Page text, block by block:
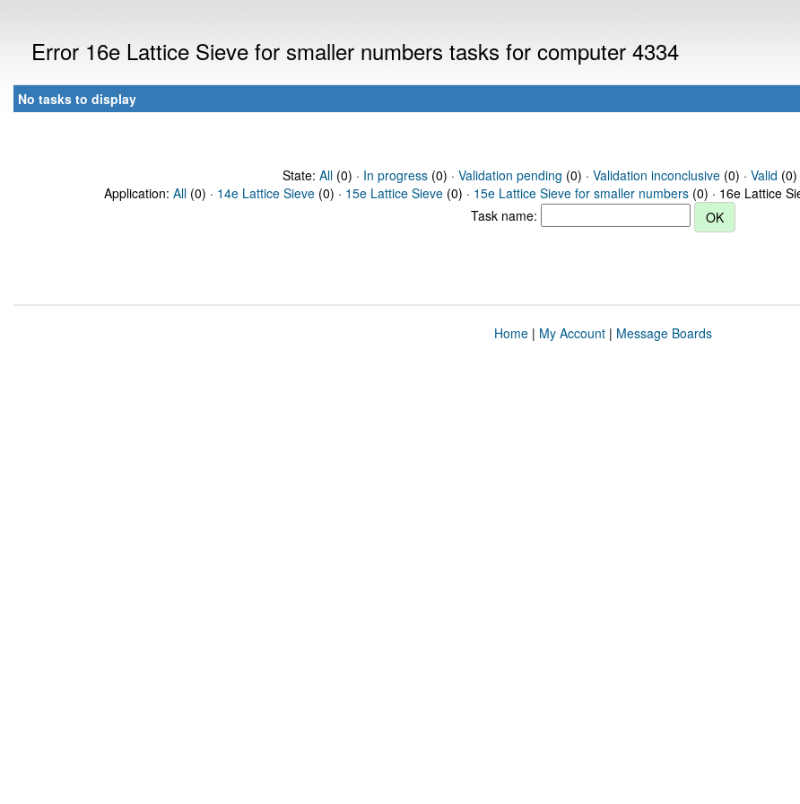
Error 16e Lattice Sieve for smaller numbers tasks for computer 4334
No tasks to display
State: All(0) · In progress(0) · Validation pending (0) · Validation inconclusive(0) · Valid (0)
Application: All (0) · 14e Lattice Sieve (0) · 15e Lattice Sieve (0) · 15e Lattice Sieve for smaller numbers (0) · 16e Lattice
Task name:
Home| My Account| Message Boards